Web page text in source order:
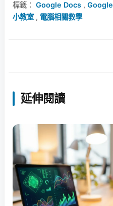
標籤： Google Docs ,
小教室, 電腦相關教學
延伸閱讀